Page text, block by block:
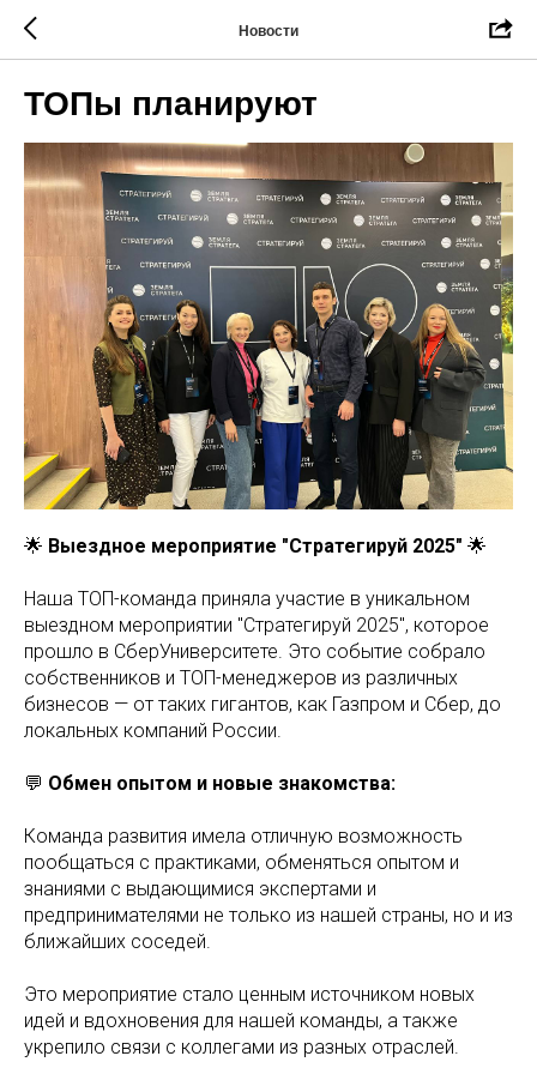
Новости
ТОПы планируют
🌟 Выездное мероприятие "Стратегируй 2025" 🌟
Наша ТОП-команда приняла участие в уникальном
выездном мероприятии "Стратегируй 2025", которое
прошло в СберУниверситете. Это событие собрало
собственников и ТОП-менеджеров из различных
бизнесов — от таких гигантов, как Газпром и Сбер, до
локальных компаний России.
💬 Обмен опытом и новые знакомства:
Команда развития имела отличную возможность
пообщаться с практиками, обменяться опытом и
знаниями с выдающимися экспертами и
предпринимателями не только из нашей страны, но и из
ближайших соседей.
Это мероприятие стало ценным источником новых
идей и вдохновения для нашей команды, а также
укрепило связи с коллегами из разных отраслей.